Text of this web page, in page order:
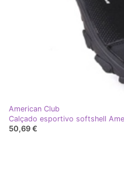
American Club
Calçado esportivo softshell
50,69 €